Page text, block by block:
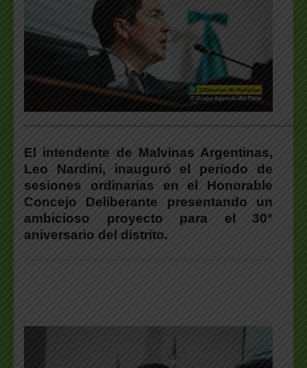
El intendente de Malvinas Argentinas,
Leo Nardini, inauguró el período de
sesiones ordinarias en el Honorable
Concejo Deliberante presentando un
ambicioso proyecto para el 30°
aniversario del distrito.